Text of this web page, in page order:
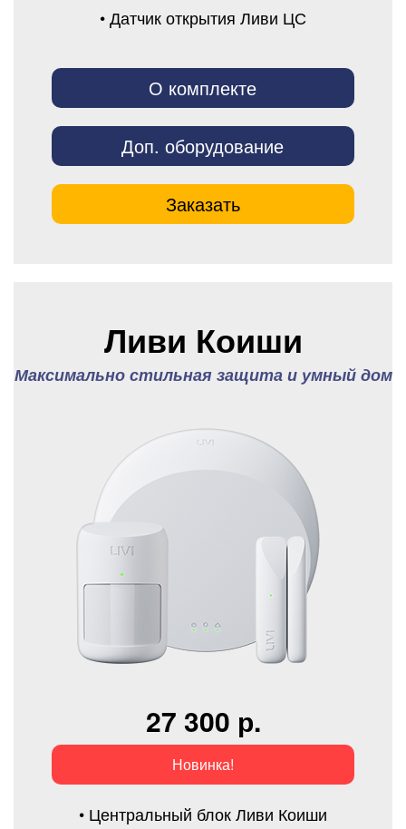
• Датчик открытия Ливи ЦС
О комплекте
Доп. оборудование
Заказать
Ливи Коиши
Максимально стильная защита и умный дом
27 300 р.
Новинка!
• Центральный блок Ливи Коиши